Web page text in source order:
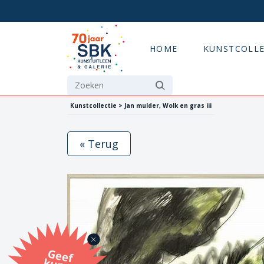
HOME
Kunstcollectie > Jan mulder, Wolk en gras iii
G
eef
u
n
st
a
d
o
m
et
e SB
K
u
n
stb
o
n
« Terug